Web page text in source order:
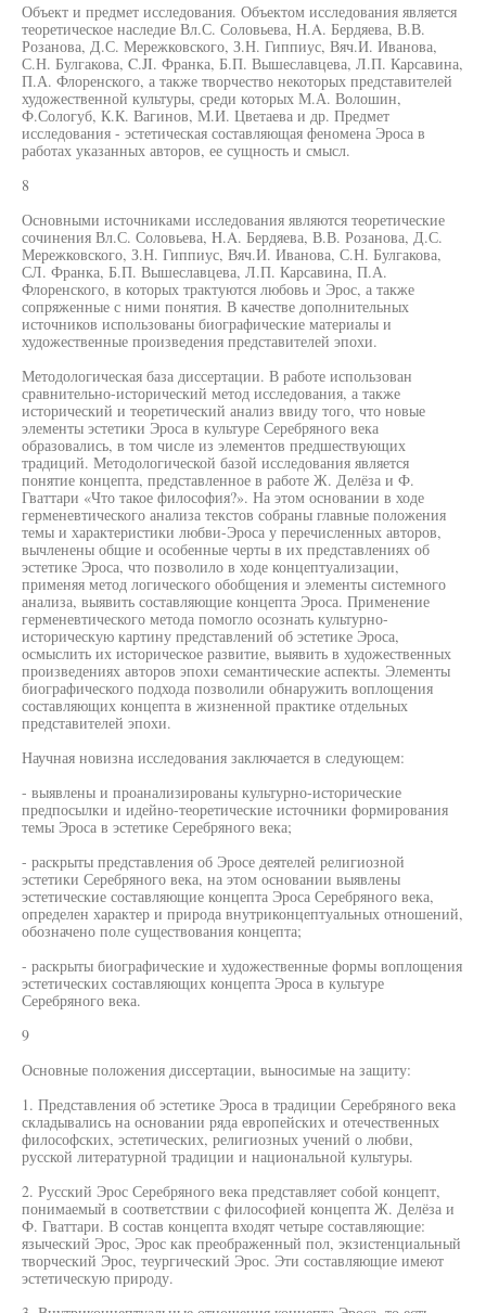
Объект и предмет исследования. Объектом исследования является
теоретическое наследие Вл.С. Соловьева, H.A. Бердяева, В.В.
Розанова, Д.С. Мережковского, З.Н. Гиппиус, Вяч.И. Иванова,
С.Н. Булгакова, C.JI. Франка, Б.П. Вышеславцева, Л.П. Карсавина,
П.А. Флоренского, а также творчество некоторых представителей
художественной культуры, среди которых М.А. Волошин,
Ф.Сологуб, К.К. Вагинов, М.И. Цветаева и др. Предмет
исследования - эстетическая составляющая феномена Эроса в
работах указанных авторов, ее сущность и смысл.
8
Основными источниками исследования являются теоретические
сочинения Вл.С. Соловьева, H.A. Бердяева, В.В. Розанова, Д.С.
Мережковского, З.Н. Гиппиус, Вяч.И. Иванова, С.Н. Булгакова,
СЛ. Франка, Б.П. Вышеславцева, Л.П. Карсавина, П.А.
Флоренского, в которых трактуются любовь и Эрос, а также
сопряженные с ними понятия. В качестве дополнительных
источников использованы биографические материалы и
художественные произведения представителей эпохи.
Методологическая база диссертации. В работе использован
сравнительно-исторический метод исследования, а также
исторический и теоретический анализ ввиду того, что новые
элементы эстетики Эроса в культуре Серебряного века
образовались, в том числе из элементов предшествующих
традиций. Методологической базой исследования является
понятие концепта, представленное в работе Ж. Делёза и Ф.
Гваттари «Что такое философия?». На этом основании в ходе
герменевтического анализа текстов собраны главные положения
темы и характеристики любви-Эроса у перечисленных авторов,
вычленены общие и особенные черты в их представлениях об
эстетике Эроса, что позволило в ходе концептуализации,
применяя метод логического обобщения и элементы системного
анализа, выявить составляющие концепта Эроса. Применение
герменевтического метода помогло осознать культурно-
историческую картину представлений об эстетике Эроса,
осмыслить их историческое развитие, выявить в художественных
произведениях авторов эпохи семантические аспекты. Элементы
биографического подхода позволили обнаружить воплощения
составляющих концепта в жизненной практике отдельных
представителей эпохи.
Научная новизна исследования заключается в следующем:
- выявлены и проанализированы культурно-исторические
предпосылки и идейно-теоретические источники формирования
темы Эроса в эстетике Серебряного века;
- раскрыты представления об Эросе деятелей религиозной
эстетики Серебряного века, на этом основании выявлены
эстетические составляющие концепта Эроса Серебряного века,
определен характер и природа внутриконцептуальных отношений,
обозначено поле существования концепта;
- раскрыты биографические и художественные формы воплощения
эстетических составляющих концепта Эроса в культуре
Серебряного века.
9
Основные положения диссертации, выносимые на защиту:
1. Представления об эстетике Эроса в традиции Серебряного века
складывались на основании ряда европейских и отечественных
философских, эстетических, религиозных учений о любви,
русской литературной традиции и национальной культуры.
2. Русский Эрос Серебряного века представляет собой концепт,
понимаемый в соответствии с философией концепта Ж. Делёза и
Ф. Гваттари. В состав концепта входят четыре составляющие:
языческий Эрос, Эрос как преображенный пол, экзистенциальный
творческий Эрос, теургический Эрос. Эти составляющие имеют
эстетическую природу.